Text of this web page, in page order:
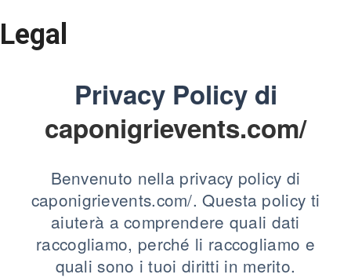
Legal
Privacy Policy di
caponigrievents.com/
Benvenuto nella privacy policy di
caponigrievents.com/. Questa policy ti
aiuterà a comprendere quali dati
raccogliamo, perché li raccogliamo e
quali sono i tuoi diritti in merito.